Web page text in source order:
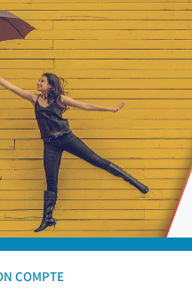
COMPTE